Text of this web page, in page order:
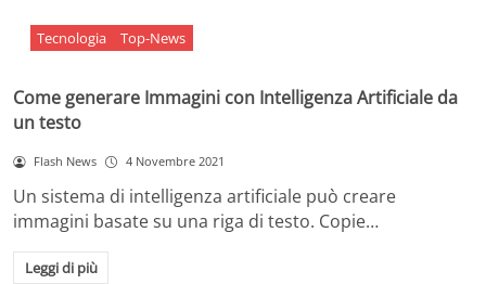
Tecnologia Top-News
Come generare Immagini con Intelligenza Artificiale da
un testo
Flash News 4 Novembre 2021
Un sistema di intelligenza artificiale può creare
immagini basate su una riga di testo. Copie…
Leggi di più